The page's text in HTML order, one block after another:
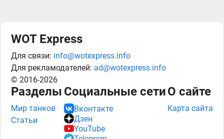
WOT Express
Для связи: info@wotexpress.info
Для рекламодателей: ad@wotexpress.info
© 2016-2026
Разделы
Мир танков
Статьи
Социальные сети
Вконтакте
Дзен
YouTube
О сайте
Карта сайта